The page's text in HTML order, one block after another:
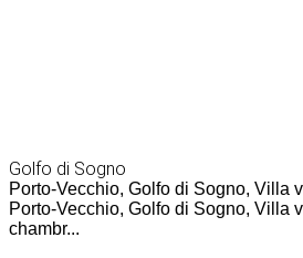
Golfo di Sogno
Porto-Vecchio, Golfo di Sogno, Villa
Porto-Vecchio, Golfo di Sogno, Villa
chambr...